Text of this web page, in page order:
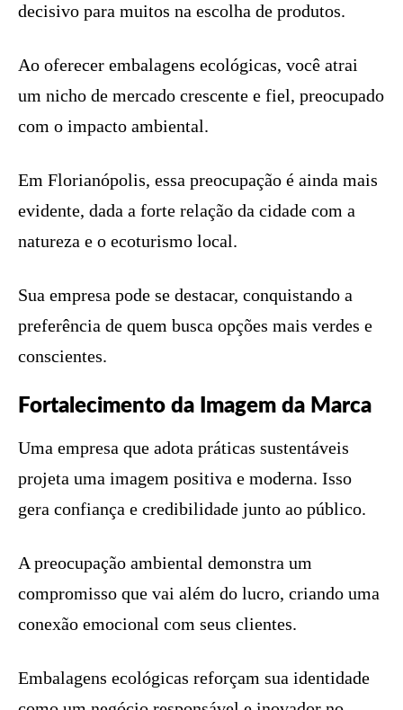
decisivo para muitos na escolha de produtos.
Ao oferecer embalagens ecológicas, você atrai
um nicho de mercado crescente e fiel, preocupado
com o impacto ambiental.
Em Florianópolis, essa preocupação é ainda mais
evidente, dada a forte relação da cidade com a
natureza e o ecoturismo local.
Sua empresa pode se destacar, conquistando a
preferência de quem busca opções mais verdes e
conscientes.
Fortalecimento da Imagem da Marca
Uma empresa que adota práticas sustentáveis
projeta uma imagem positiva e moderna. Isso
gera confiança e credibilidade junto ao público.
A preocupação ambiental demonstra um
compromisso que vai além do lucro, criando uma
conexão emocional com seus clientes.
Embalagens ecológicas reforçam sua identidade